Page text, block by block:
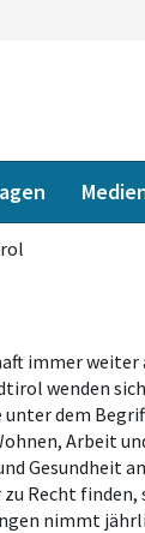
immer
wenden
dem
Arbeit
Gesundheit
Recht
nimmt